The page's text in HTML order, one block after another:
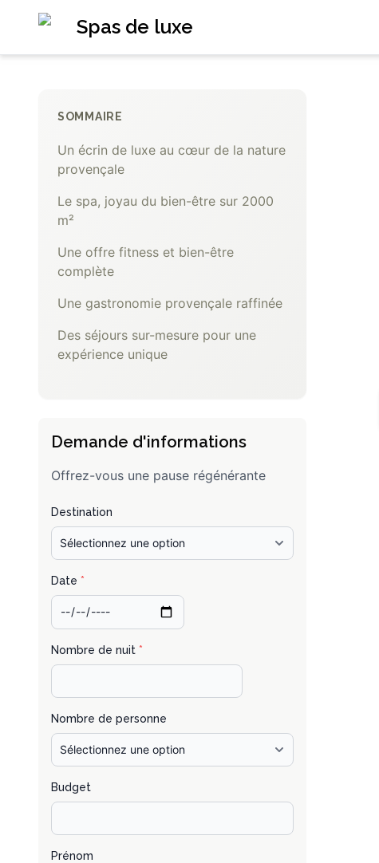
Spas de luxe
SOMMAIRE
Un écrin de luxe au cœur de la nature
provençale
Le spa, joyau du bien-être sur 2000
m²
Une offre fitness et bien-être
complète
Une gastronomie provençale raffinée
Des séjours sur-mesure pour une
expérience unique
Demande d'informations
Offrez-vous une pause régénérante
Destination
Date *
Nombre de nuit *
Nombre de personne
Budget
Prénom